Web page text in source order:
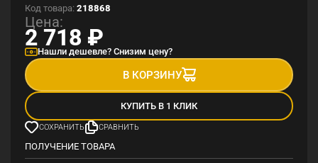
Код товара: 218868
Цена:
2 718 ₽
Нашли дешевле? Снизим цену?
В КОРЗИНУ
КУПИТЬ В 1 КЛИК
СОХРАНИТЬ СРАВНИТЬ
ПОЛУЧЕНИЕ ТОВАРА